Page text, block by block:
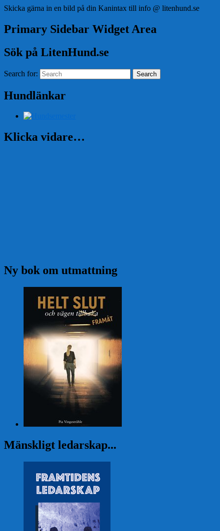
Skicka gärna in en bild på din Kanintax till info @ litenhund.se
Primary Sidebar Widget Area
Sök på LitenHund.se
Search for: Search
Hundlänkar
Klicka vidare…
Ny bok om utmattning
Mänskligt ledarskap...